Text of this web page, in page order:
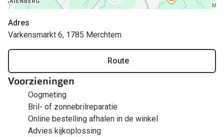
Meekleurende glazen
Nachtbril
Alles over brillen
Adres
Varkensmarkt 6, 1785 Merchtem
Route
Voorzieningen
Oogmeting
Bril- of zonnebrilreparatie
Online bestelling afhalen in de winkel
Advies kijkoplossing